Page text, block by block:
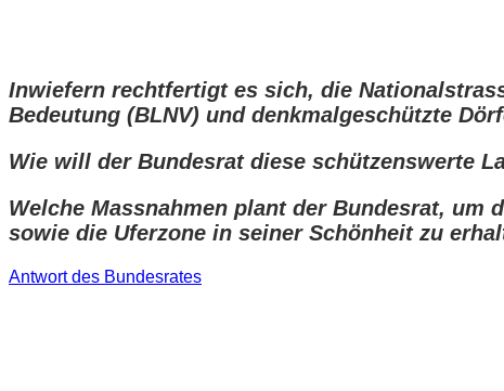
Inwiefern rechtfertigt es sich, die
Bedeutung (BLNV) und denkmalgeschützte
Wie will der Bundesrat diese schützenswerte
Welche Massnahmen plant der Bundesrat,
sowie die Uferzone in seiner Schönheit zu
Antwort des Bundesrates